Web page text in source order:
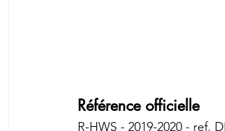
Référence officielle
R-HWS - 2019-2020 - ref.